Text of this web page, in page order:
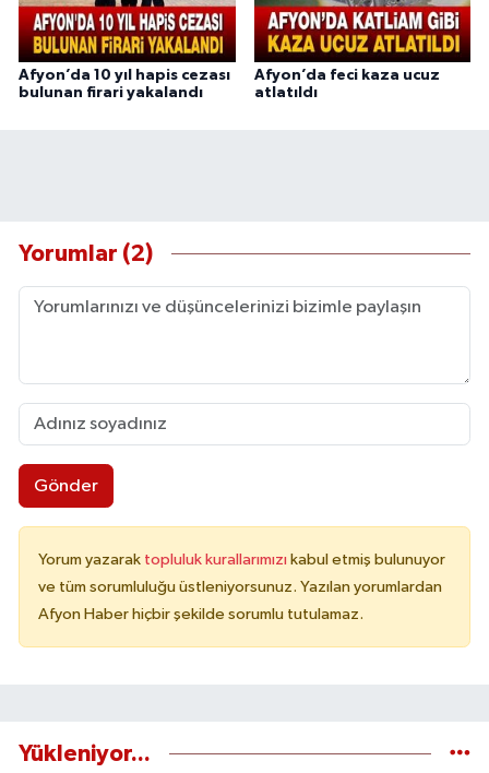
Afyon’da 10 yıl hapis cezası
bulunan firari yakalandı
Afyon’da feci kaza ucuz
atlatıldı
Yorumlar (2)
Gönder
Yorum yazarak topluluk kurallarımızı kabul etmiş bulunuyor
ve tüm sorumluluğu üstleniyorsunuz. Yazılan yorumlardan
Afyon Haber hiçbir şekilde sorumlu tutulamaz.
Yükleniyor...